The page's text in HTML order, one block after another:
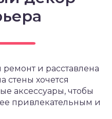
и расставлена
стены хочется
аксессуары, чтобы
привлекательным и